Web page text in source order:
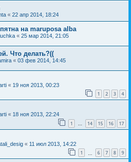
« 22 апр 2014, 18:24
на maruposa alba
« 25 мар 2014, 21:05
Что делать?((
« 03 фев 2014, 14:45
« 19 ноя 2013, 00:23
1 2 3 4
« 18 ноя 2013, 22:24
1 … 14 15 16 17
« 11 июл 2013, 14:22
1 6 7 8 9